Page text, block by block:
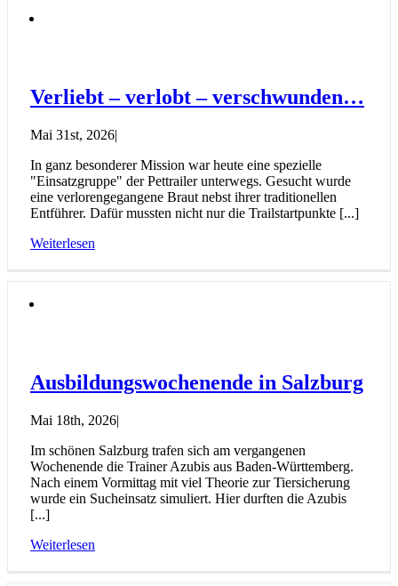
Verliebt – verlobt – verschwunden…
Mai 31st, 2026|
In ganz besonderer Mission war heute eine spezielle
"Einsatzgruppe" der Pettrailer unterwegs. Gesucht wurde
eine verlorengegangene Braut nebst ihrer traditionellen
Entführer. Dafür mussten nicht nur die Trailstartpunkte [...]
Weiterlesen
Ausbildungswochenende in Salzburg
Mai 18th, 2026|
Im schönen Salzburg trafen sich am vergangenen
Wochenende die Trainer Azubis aus Baden-Württemberg.
Nach einem Vormittag mit viel Theorie zur Tiersicherung
wurde ein Sucheinsatz simuliert. Hier durften die Azubis
[...]
Weiterlesen